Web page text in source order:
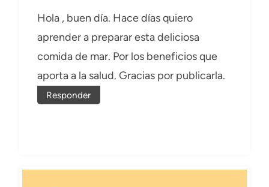
Hola , buen día. Hace días quiero
aprender a preparar esta deliciosa
comida de mar. Por los beneficios que
aporta a la salud. Gracias por publicarla.
Responder